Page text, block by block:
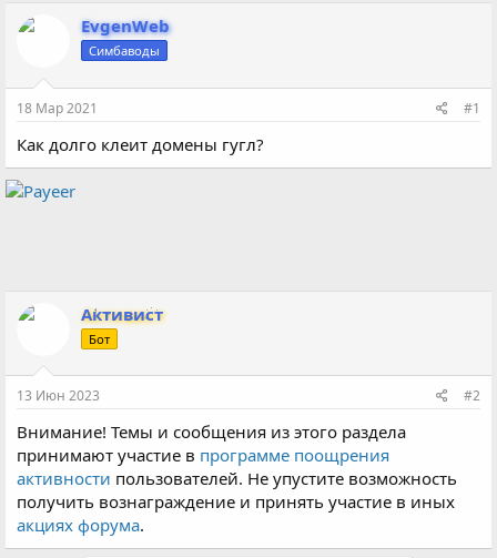
т
е
м
ы
т
а
н
л
EvgenWeb
Симбаводы
18 Мар 2021 #1
Как долго клеит домены гугл?
Активист
Бот
13 Июн 2023 #2
Внимание! Темы и сообщения из этого раздела
принимают участие в программе поощрения
активности пользователей. Не упустите возможность
получить вознаграждение и принять участие в иных
акциях форума.